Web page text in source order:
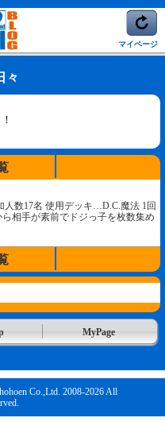
マイページ
々
人数17名 使用デッキ…D.C.魔法 1回
相手が素前でドジっ子を枚数集め
MyPage
Co.,Ltd. 2008-2026 All